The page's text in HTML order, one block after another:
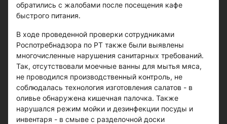
обратились с жалобами после посещения кафе
быстрого питания.
В ходе проведенной проверки сотрудниками
Роспотребнадзора по РТ также были выявлены
многочисленные нарушения санитарных требований.
Так, отсутствовали моечные ванны для мытья мяса,
не проводился производственный контроль, не
соблюдалась технология изготовления салатов - в
оливье обнаружена кишечная палочка. Также
нарушался режим мойки и дезинфекции посуды и
инвентаря - в смыве с разделочной доски